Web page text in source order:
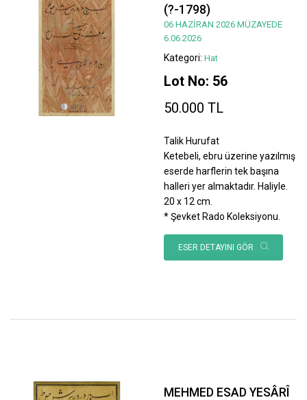
(?-1798)
06 HAZİRAN 2026 MÜZAYEDE
6.06.2026
Kategori: Hat
Lot No: 56
50.000 TL
Talik Hurufat
Ketebeli, ebru üzerine yazılmış
eserde harflerin tek başına
halleri yer almaktadır. Haliyle.
20 x 12 cm.
* Şevket Rado Koleksiyonu.
ESER DETAYINI GÖR
MEHMED ESAD YESÂRÎ